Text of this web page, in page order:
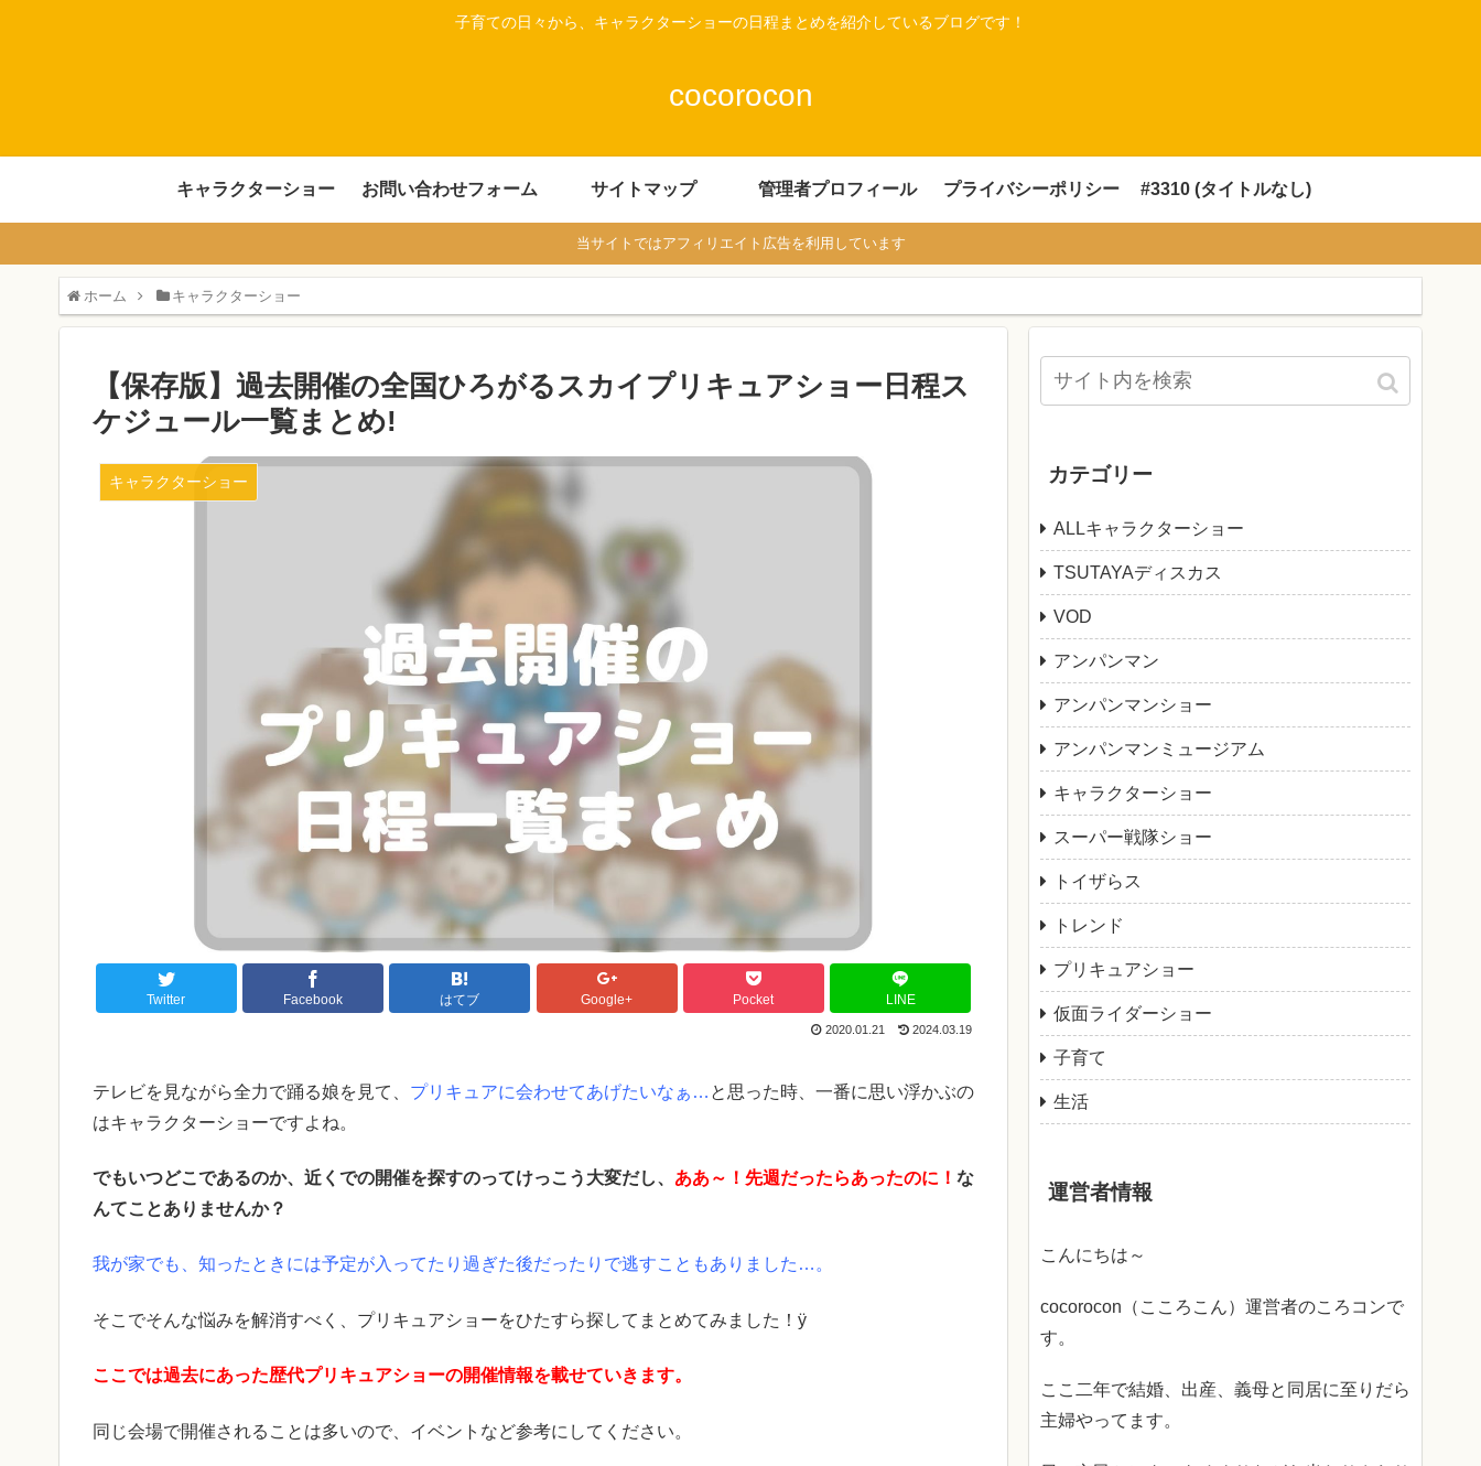
子育ての日々から、キャラクターショーの日程まとめを紹介しているブログです！
cocorocon
キャラクターショー お問い合わせフォーム サイトマップ 管理者プロフィール プライバシーポリシー #3310 (タイトルなし)
当サイトではアフィリエイト広告を利用しています
ホーム キャラクターショー
【保存版】過去開催の全国ひろがるスカイプリキュアショー日程ス
ケジュール一覧まとめ!
キャラクターショー
Twitter Facebook はてブ Google+ Pocket LINE
2020.01.21 2024.03.19
テレビを見ながら全力で踊る娘を見て、 プリキュアに会わせてあげたいなぁ… と思った時、一番に思い浮かぶの
はキャラクターショーですよね。
でもいつどこであるのか、近くでの開催を探すのってけっこう大変だし、 ああ～！先週だったらあったのに！ な
んてことありませんか？
我が家でも、知ったときには予定が入ってたり過ぎた後だったりで逃すこともありました…。
そこでそんな悩みを解消すべく、プリキュアショーをひたすら探してまとめてみました！ÿ
ここでは過去にあった歴代プリキュアショーの開催情報を載せていきます。
同じ会場で開催されることは多いので、イベントなど参考にしてください。
カテゴリー
ALLキャラクターショー
TSUTAYAディスカス
VOD
アンパンマン
アンパンマンショー
アンパンマンミュージアム
キャラクターショー
スーパー戦隊ショー
トイザらス
トレンド
プリキュアショー
仮面ライダーショー
子育て
生活
運営者情報
こんにちは～
cocorocon（こころこん）運営者のころコンで
す。
ここ二年で結婚、出産、義母と同居に至りだら
主婦やってます。